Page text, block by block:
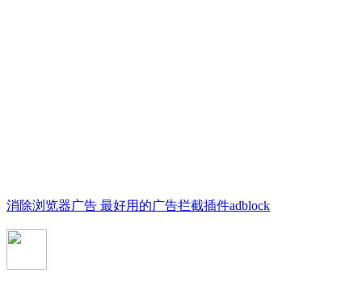
消除浏览器广告 最好用的广告拦截插件adblock